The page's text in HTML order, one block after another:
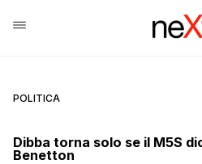
POLITICA
Dibba torna solo se il M5S
Benetton